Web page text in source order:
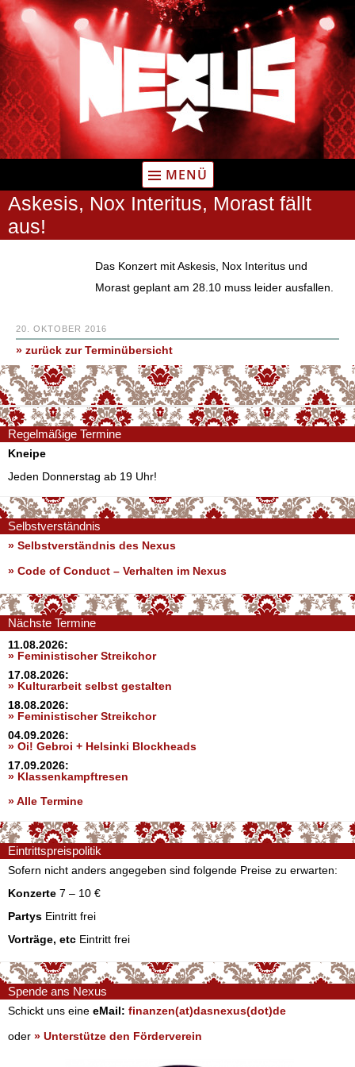
Zum
Inhalt
springen
MENÜ
Askesis, Nox Interitus, Morast fällt
aus!
Das Konzert mit Askesis, Nox Interitus und
Morast geplant am 28.10 muss leider ausfallen.
20. OKTOBER 2016
» zurück zur Terminübersicht
Regelmäßige Termine
Kneipe
Jeden Donnerstag ab 19 Uhr!
Selbstverständnis
» Selbstverständnis des Nexus
» Code of Conduct – Verhalten im Nexus
Nächste Termine
11.08.2026:
» Feministischer Streikchor
17.08.2026:
» Kulturarbeit selbst gestalten
18.08.2026:
» Feministischer Streikchor
04.09.2026:
» Oi! Gebroi + Helsinki Blockheads
17.09.2026:
» Klassenkampftresen
» Alle Termine
Eintrittspreispolitik
Sofern nicht anders angegeben sind folgende Preise zu erwarten:
Konzerte 7 – 10 €
Partys Eintritt frei
Vorträge, etc Eintritt frei
Spende ans Nexus
Schickt uns eine eMail: finanzen(at)dasnexus(dot)de
oder » Unterstütze den Förderverein